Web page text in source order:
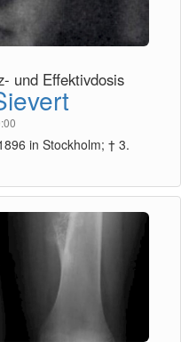
und Effektivdosis
in Stockholm; † 3.